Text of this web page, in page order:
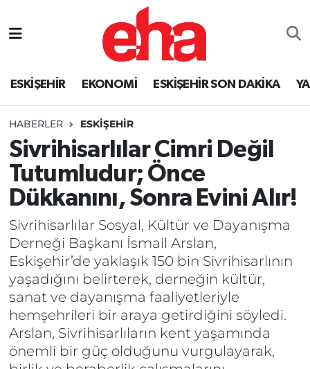
ESKİŞEHİR EKONOMİ ESKİŞEHİR SON DAKİKA
HABERLER ESKİŞEHİR
Sivrihisarlılar Cimri Değil
Tutumludur; Önce
Dükkanını, Sonra Evini Alır!
Sivrihisarlılar Sosyal, Kültür ve Dayanışma
Derneği Başkanı İsmail Arslan,
Eskişehir’de yaklaşık 150 bin Sivrihisarlının
yaşadığını belirterek, derneğin kültür,
sanat ve dayanışma faaliyetleriyle
hemşehrileri bir araya getirdiğini söyledi.
Arslan, Sivrihisarlıların kent yaşamında
önemli bir güç olduğunu vurgulayarak,